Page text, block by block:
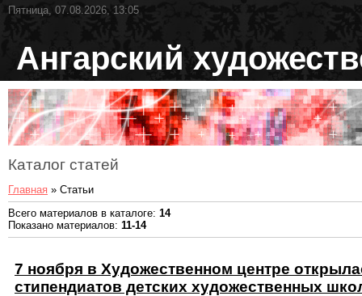
Пятница, 07.08.2026, 13:05
Ангарский
Каталог статей
Главная » Статьи
Всего материалов в каталоге: 14
Показано материалов: 11-14
7 ноября в Художественном центре
стипендиатов детских художественных